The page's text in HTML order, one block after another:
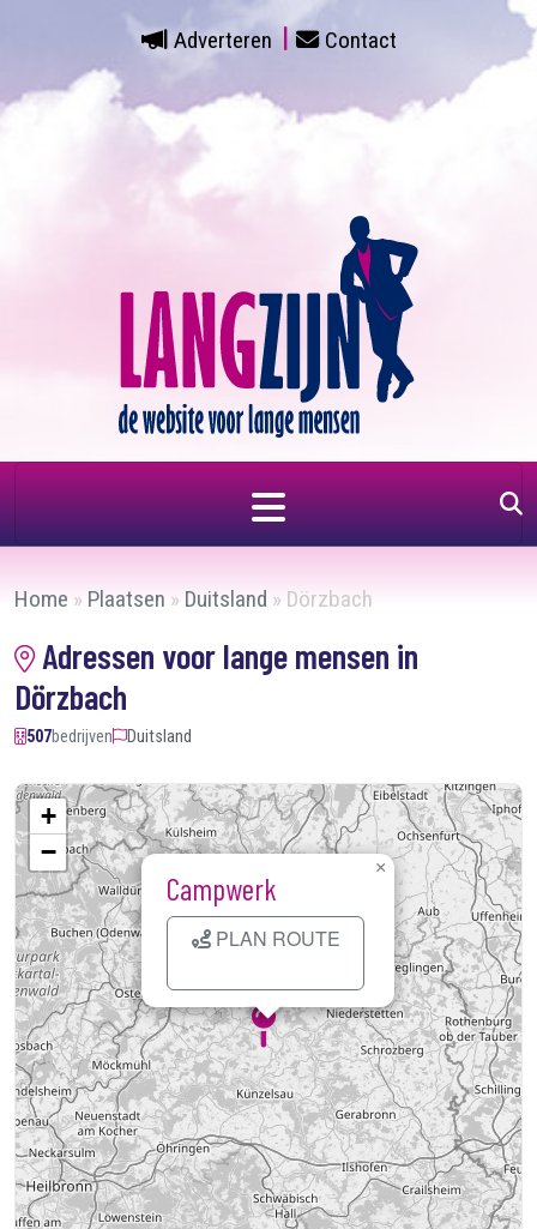
Adverteren Contact
Home » Plaatsen » Duitsland » Dörzbach
Adressen voor lange mensen in
Dörzbach
507bedrijven Duitsland
Kaart laden...
Campwerk
PLAN ROUTE
×
+
−